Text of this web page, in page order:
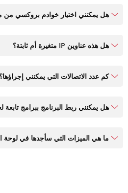
هل يمكنني اختيار خوادم بروكسي من
هل هذه عناوين IP متغيرة أم ثابتة؟
كم عدد الاتصالات التي يمكنني إجراؤها؟
هل يمكنني ربط البرنامج ببرامج تابعة
ما هي الميزات التي سأجدها في لوحة